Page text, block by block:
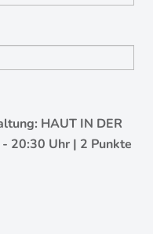
HAUT IN DER
20:30 Uhr | 2 Punkte